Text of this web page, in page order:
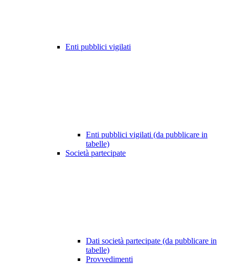
Enti pubblici vigilati
Enti pubblici vigilati (da pubblicare in
tabelle)
Società partecipate
Dati società partecipate (da pubblicare in
tabelle)
Provvedimenti